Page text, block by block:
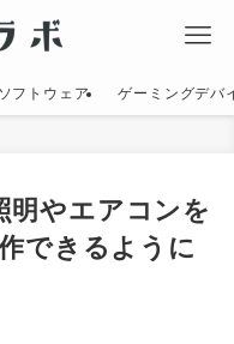
ソフトウェア ゲーミングデバ
明やエアコンを
できるように